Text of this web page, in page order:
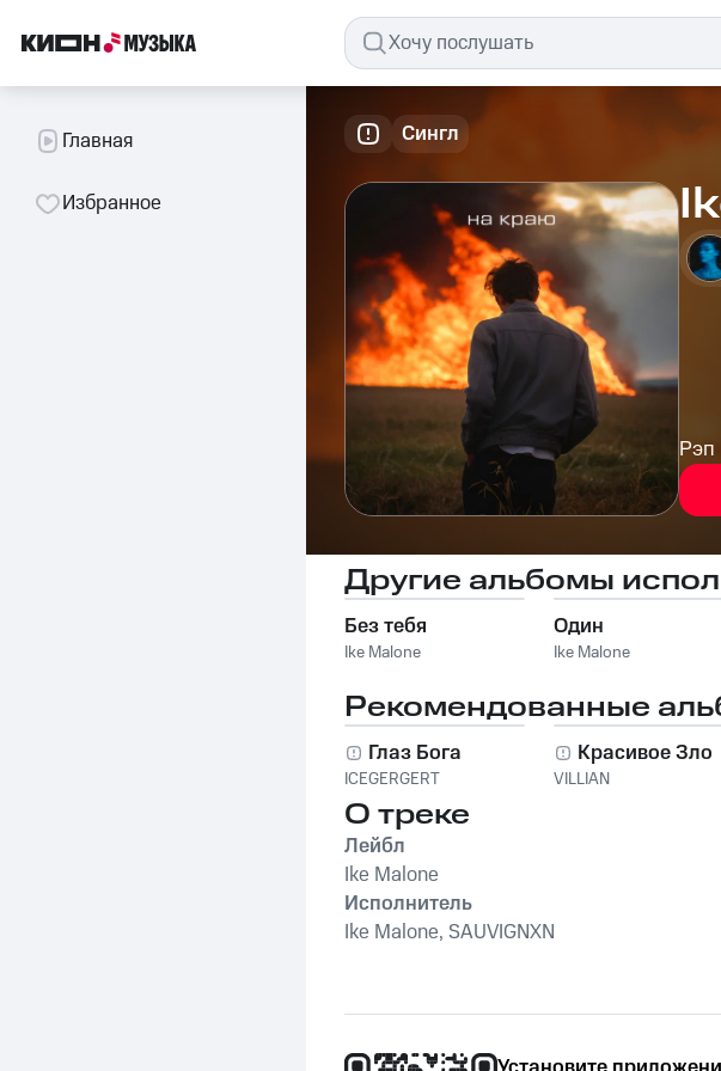
Главная
Избранное
Сингл
Рэп
Другие альбомы
Без тебя
Ike Malone
Один
Ike Malone
Рекомендованные
Глаз Бога
ICEGERGERT
Красивое Зло
VILLIAN
О треке
Лейбл
Ike Malone
Исполнитель
Ike Malone, SAUVIGNXN